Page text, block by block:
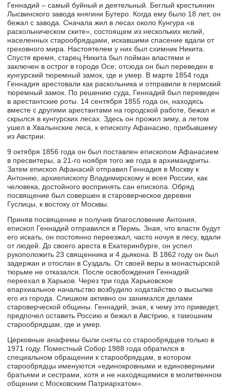
Геннадий – самый буйный и деятельный. Беглый крестьянин
Лысвинского завода княгини Бутеро. Когда ему было 18 лет, он
бежал с завода. Сначала жил в лесах около Кунгура «в
раскольническом ските», состоящем из нескольких келий,
населенных старообрядцами, искавшими спасение вдали от
греховного мира. Настоятелем у них был схимник Никита.
Спустя время, старец Никита был пойман властями и
заключен в острог в городе Осе; отсюда он был переведен в
кунгурский тюремный замок, где и умер. В марте 1854 года
Геннадия арестовали как раскольника и отправили в пермский
тюремный замок. По решению суда, Геннадий был переведен
в арестантские роты. 14 сентября 1855 года он, находясь
вместе с другими арестантами на городской работе, бежал и
скрылся в кунгурских лесах. Здесь он прожил зиму, а летом
ушел в Хвалынские леса, к епископу Афанасию, прибывшему
из Австрии.
9 октября 1856 года он был поставлен епископом Афанасием
в пресвитеры, а 21-го ноября того же года в архимандриты.
Затем епископ Афанасий отправил Геннадия в Москву к
Антонию, архиепископу Владимирскому и всея России, как
человека, достойного воспринять сан епископа. Обряд
посвящение был совершен в староверческое деревне
Гуслицы, к востоку от Москвы.
Приняв посвящение и получив благословение Антония,
епископ Геннадий отправился в Пермь. Зная, что власти будут
его искать, он постоянно переезжал, часто ночуя в лесу, вдали
от людей. До своего ареста в Екатеринбурге, он успел
рукоположить 23 священника и 4 дьякона. В 1862 году он был
задержан и отослан в Суздаль. От своей веры в монастырской
тюрьме не отказался. После освобождения Геннадий
переехал в Харьков. Через три года Харьковское
епархиальное начальство возбудило ходатайство о высылке
его из города. Слишком активно он занимался делами
староверческой общины. Геннадий, зная, к чему это приведет,
предпочел оставить Россию и бежал в Австрию, к тамошним
старообрядцам, где и умер.
Церковные анафемы были сняты со старообрядцев только в
1971 году. Поместный Собор 1988 года обратился в
специальном обращении к старообрядцам, в котором
старообрядцы именуются «единокровными и единоверными
братьями и сестрами, хотя и не находящимися в молитвенном
общении с Московским Патриархатом».